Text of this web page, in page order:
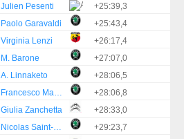
Julien Pesenti
+25:39,3
Paolo Garavaldi
+25:43,4
Virginia Lenzi
+26:17,4
M. Barone
+27:07,0
A. Linnaketo
+28:06,5
Francesco Maggiolino
+28:06,8
Giulia Zanchetta
+28:33,0
Nicolas Saint-Martin
+29:23,7